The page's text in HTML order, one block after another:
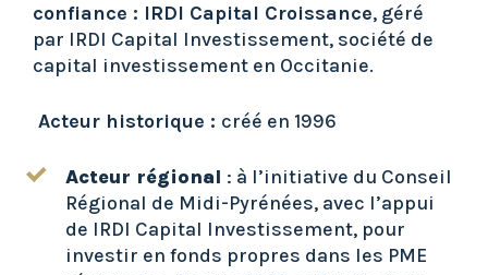
confiance : IRDI Capital Croissance, géré
par IRDI Capital Investissement, société de
capital investissement en Occitanie.
Acteur historique : créé en 1996
Acteur régional : à l’initiative du Conseil
Régional de Midi-Pyrénées, avec l’appui
de IRDI Capital Investissement, pour
investir en fonds propres dans les PME